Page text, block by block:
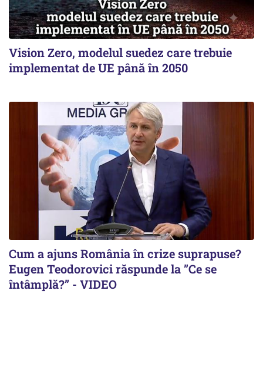
Vision Zero, modelul suedez care trebuie
implementat de UE până în 2050
Cum a ajuns România în crize suprapuse?
Eugen Teodorovici răspunde la ”Ce se
întâmplă?” - VIDEO